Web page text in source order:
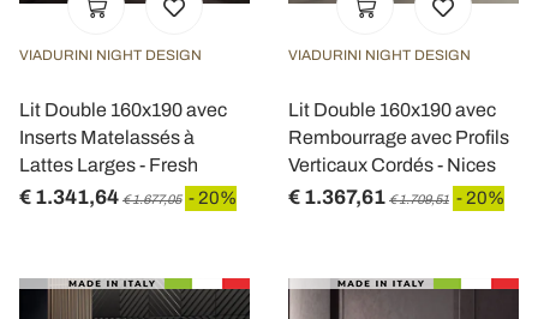
VIADURINI NIGHT DESIGN
Lit Double 160x190 avec
Inserts Matelassés à
Lattes Larges - Fresh
€ 1.341,64 € 1.677,05 - 20%
VIADURINI NIGHT DESIGN
Lit Double 160x190 avec
Rembourrage avec Profils
Verticaux Cordés - Nices
€ 1.367,61 € 1.709,51 - 20%